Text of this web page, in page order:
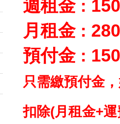
週租金 :
月租金 :
預付金 :
只需繳預付金
扣除(月租金+